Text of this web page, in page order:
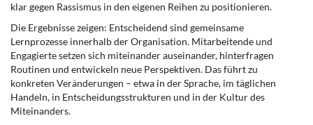
klar gegen Rassismus in den eigenen Reihen zu positionieren.
Die Ergebnisse zeigen: Entscheidend sind gemeinsame
Lernprozesse innerhalb der Organisation. Mitarbeitende und
Engagierte setzen sich miteinander auseinander, hinterfragen
Routinen und entwickeln neue Perspektiven. Das führt zu
konkreten Veränderungen – etwa in der Sprache, im täglichen
Handeln, in Entscheidungsstrukturen und in der Kultur des
Miteinanders.